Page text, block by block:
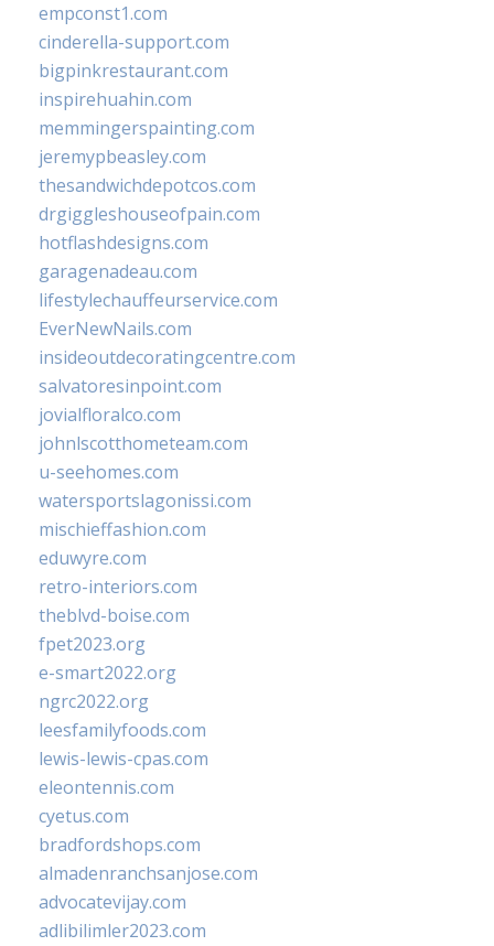
empconst1.com
cinderella-support.com
bigpinkrestaurant.com
inspirehuahin.com
memmingerspainting.com
jeremypbeasley.com
thesandwichdepotcos.com
drgiggleshouseofpain.com
hotflashdesigns.com
garagenadeau.com
lifestylechauffeurservice.com
EverNewNails.com
insideoutdecoratingcentre.com
salvatoresinpoint.com
jovialfloralco.com
johnlscotthometeam.com
u-seehomes.com
watersportslagonissi.com
mischieffashion.com
eduwyre.com
retro-interiors.com
theblvd-boise.com
fpet2023.org
e-smart2022.org
ngrc2022.org
leesfamilyfoods.com
lewis-lewis-cpas.com
eleontennis.com
cyetus.com
bradfordshops.com
almadenranchsanjose.com
advocatevijay.com
adlibilimler2023.com